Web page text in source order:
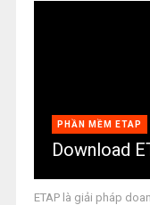
PHẦN MỀM ETAP
Download
ETAP là giải pháp